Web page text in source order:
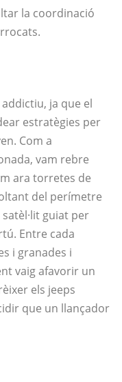
la coordinació
ja que el
estratègies per
Com a
vam rebre
ara torretes de
del perímetre
guiat per
Entre cada
i granades i
vaig afavorir un
els jeeps
que un llançador